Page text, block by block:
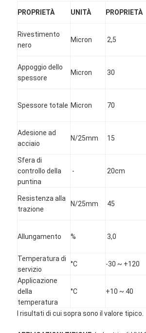
Casa
Prodotti
PROPRIETÀ UNITÀ PROPRIETÀ
Rivestimento
nero
Micron 2,5
Appoggio dello
spessore
Micron 30
Spessore totale Micron 70
Adesione ad
acciaio
N/25mm 15
Sfera di
controllo della
puntina
- 20cm
Resistenza alla
trazione
N/25mm 45
Allungamento % 3,0
Temperatura di
servizio
°C -30 ~ +120
Applicazione
della
temperatura
°C +10 ~ 40
I risultati di cui sopra sono il valore tipico.